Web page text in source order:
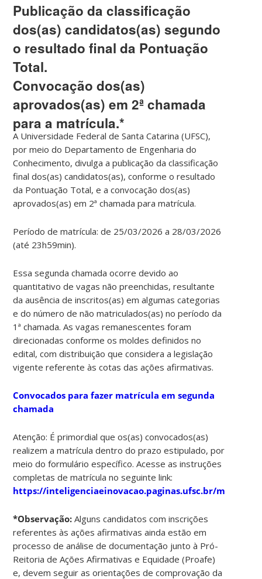
Publicação da classificação
dos(as) candidatos(as) segundo
o resultado final da Pontuação
Total.
Convocação dos(as)
aprovados(as) em 2ª chamada
para a matrícula.*
A Universidade Federal de Santa Catarina (UFSC),
por meio do Departamento de Engenharia do
Conhecimento, divulga apublicação da classificação
final dos(as) candidatos(as), conforme o resultado
da Pontuação Total, e aconvocação dos(as)
aprovados(as) em 2ª chamada para matrícula.
Período de matrícula: de 25/03/2026 a 28/03/2026
(até 23h59min).
Essa segunda chamada ocorre devido ao
quantitativo de vagas não preenchidas, resultante
da ausência de inscritos(as) em algumas categorias
e do número de não matriculados(as) no período da
1ª chamada. As vagas remanescentes foram
direcionadas conforme os moldes definidos no
edital, com distribuição que considera alegislação
vigente referente às cotas das ações afirmativas.
Convocados para fazer matrícula em segunda
chamada
Atenção: Éprimordial que os(as) convocados(as)
realizem a matrículadentro do prazo estipulado, por
meio doformulário específico. Acesse asinstruções
completas de matrícula no seguinte link:
https://inteligenciaeinovacao.paginas.ufsc.br/
*Observação: Alguns candidatos com inscrições
referentes às ações afirmativas ainda estão em
processo de análise de documentação junto à Pró-
Reitoria de Ações Afirmativas e Equidade (Proafe)
e, devem seguir as orientações de comprovação da